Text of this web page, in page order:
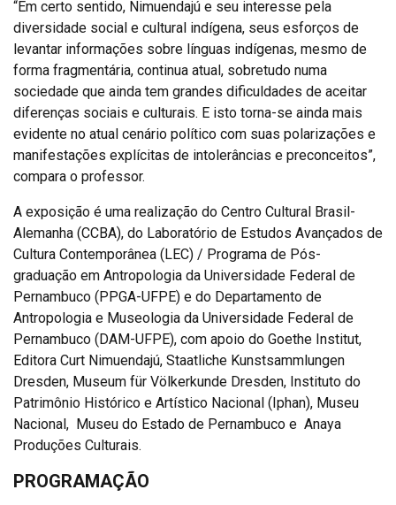
“Em certo sentido, Nimuendajú e seu interesse pela
diversidade social e cultural indígena, seus esforços de
levantar informações sobre línguas indígenas, mesmo de
forma fragmentária, continua atual, sobretudo numa
sociedade que ainda tem grandes dificuldades de aceitar
diferenças sociais e culturais. E isto torna-se ainda mais
evidente no atual cenário político com suas polarizações e
manifestações explícitas de intolerâncias e preconceitos”,
compara o professor.
A exposição é uma realização do Centro Cultural Brasil-
Alemanha (CCBA), do Laboratório de Estudos Avançados de
Cultura Contemporânea (LEC) / Programa de Pós-
graduação em Antropologia da Universidade Federal de
Pernambuco (PPGA-UFPE) e do Departamento de
Antropologia e Museologia da Universidade Federal de
Pernambuco (DAM-UFPE), com apoio do Goethe Institut,
Editora Curt Nimuendajú, Staatliche Kunstsammlungen
Dresden, Museum für Völkerkunde Dresden, Instituto do
Patrimônio Histórico e Artístico Nacional (Iphan), Museu
Nacional, Museu do Estado de Pernambuco e Anaya
Produções Culturais.
PROGRAMAÇÃO